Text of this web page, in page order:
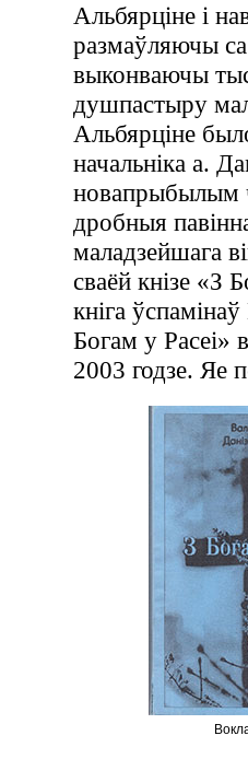
Альбярціне і
размаўляючы
выконваючы
душпастыру
Альбярціне
начальніка а.
новапрыбылым
дробныя
маладзейшага
сваёй кнізе «З
кніга
Богам у Расеі»
2003 годзе. Яе